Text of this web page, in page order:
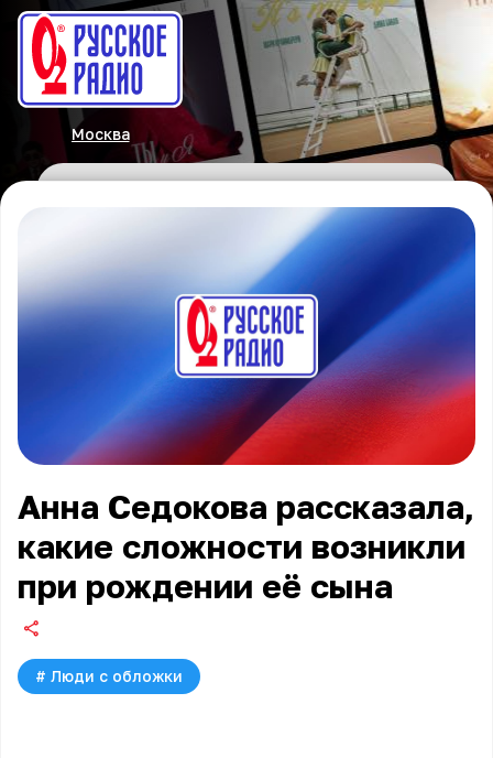
Москва
Анна Седокова рассказала,
какие сложности возникли
при рождении её сына
# Люди с обложки